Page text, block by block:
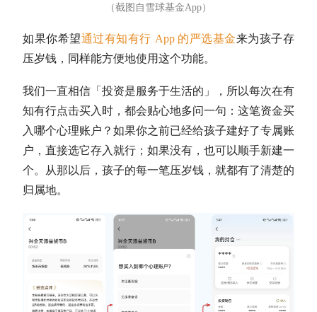
（截图自雪球基金App）
如果你希望通过有知有行 App 的严选基金来为孩子存
压岁钱，同样能方便地使用这个功能。
我们一直相信「投资是服务于生活的」，所以每次在有
知有行点击买入时，都会贴心地多问一句：这笔资金买
入哪个心理账户？如果你之前已经给孩子建好了专属账
户，直接选它存入就行；如果没有，也可以顺手新建一
个。从那以后，孩子的每一笔压岁钱，就都有了清楚的
归属地。